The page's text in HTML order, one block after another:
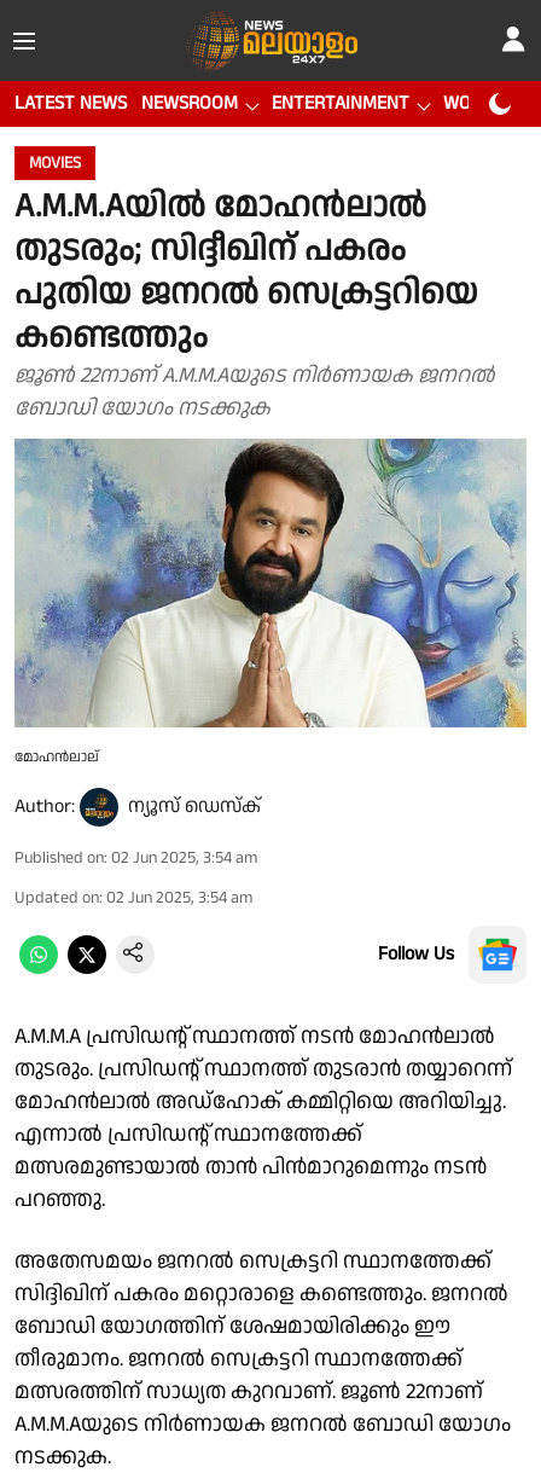
LATEST NEWS NEWSROOM ENTERTAINMENT WORLD CUP
MOVIES
A.M.M.Aയില്‍ മോഹന്‍ലാല്‍
തുടരും; സിദ്ദീഖിന് പകരം
പുതിയ ജനറല്‍ സെക്രട്ടറിയെ
കണ്ടെത്തും
ജൂണ്‍ 22നാണ് A.M.M.Aയുടെ നിര്‍ണായക ജനറല്‍
ബോഡി യോഗം നടക്കുക
മോഹന്‍ലാല്
Author: ന്യൂസ് ഡെസ്ക്
Published on: 02 Jun 2025, 3:54 am
Updated on: 02 Jun 2025, 3:54 am
Follow Us
A.M.M.A പ്രസിഡന്റ് സ്ഥാനത്ത് നടന്‍ മോഹന്‍ലാല്‍
തുടരും. പ്രസിഡന്റ് സ്ഥാനത്ത് തുടരാന്‍ തയ്യാറെന്ന്
മോഹന്‍ലാല്‍ അഡ്‌ഹോക് കമ്മിറ്റിയെ അറിയിച്ചു.
എന്നാല്‍ പ്രസിഡന്റ് സ്ഥാനത്തേക്ക്
മത്സരമുണ്ടായാല്‍ താന്‍ പിന്‍മാറുമെന്നും നടന്‍
പറഞ്ഞു.
അതേസമയം ജനറല്‍ സെക്രട്ടറി സ്ഥാനത്തേക്ക്
സിദ്ദിഖിന് പകരം മറ്റൊരാളെ കണ്ടെത്തും. ജനറല്‍
ബോഡി യോഗത്തിന് ശേഷമായിരിക്കും ഈ
തീരുമാനം. ജനറല്‍ സെക്രട്ടറി സ്ഥാനത്തേക്ക്
മത്സരത്തിന് സാധ്യത കുറവാണ്. ജൂണ്‍ 22നാണ്
A.M.M.Aയുടെ നിര്‍ണായക ജനറല്‍ ബോഡി യോഗം
നടക്കുക.